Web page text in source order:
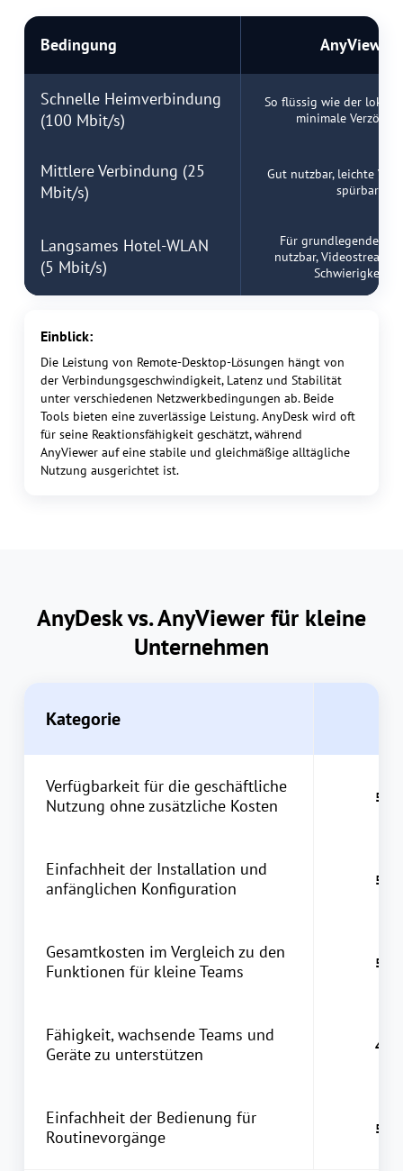
Bedingung AnyViewer
Schnelle Heimverbindung
(100 Mbit/s)
So flüssig wie der lokale
minimale
Mittlere Verbindung (25
Mbit/s)
Gut nutzbar, leichte
spürbar
Langsames Hotel-WLAN
(5 Mbit/s)
Für grundlegende
nutzbar,
Schwierigkeiten
Einblick:
Die Leistung von Remote-Desktop-Lösungen hängt von
der Verbindungsgeschwindigkeit, Latenz und Stabilität
unter verschiedenen Netzwerkbedingungen ab. Beide
Tools bieten eine zuverlässige Leistung. AnyDesk wird oft
für seine Reaktionsfähigkeit geschätzt, während
AnyViewer auf eine stabile und gleichmäßige alltägliche
Nutzung ausgerichtet ist.
AnyDesk vs. AnyViewer für kleine
Unternehmen
Kategorie
Verfügbarkeit für die geschäftliche
Nutzung ohne zusätzliche Kosten
Einfachheit der Installation und
anfänglichen Konfiguration
Gesamtkosten im Vergleich zu den
Funktionen für kleine Teams
Fähigkeit, wachsende Teams und
Geräte zu unterstützen
Einfachheit der Bedienung für
Routinevorgänge